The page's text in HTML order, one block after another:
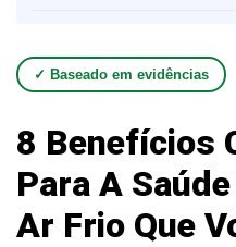
✓ Baseado em evidências
8 Benefícios
Para A
Ar Frio Que